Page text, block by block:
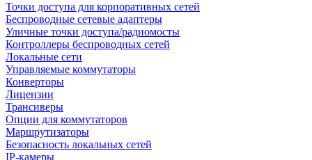
Точки доступа для корпоративных сетей
Беспроводные сетевые адаптеры
Уличные точки доступа/радиомосты
Контроллеры беспроводных сетей
Локальные сети
Управляемые коммутаторы
Конверторы
Лицензии
Трансиверы
Опции для коммутаторов
Маршрутизаторы
Безопасность локальных сетей
IP-камеры